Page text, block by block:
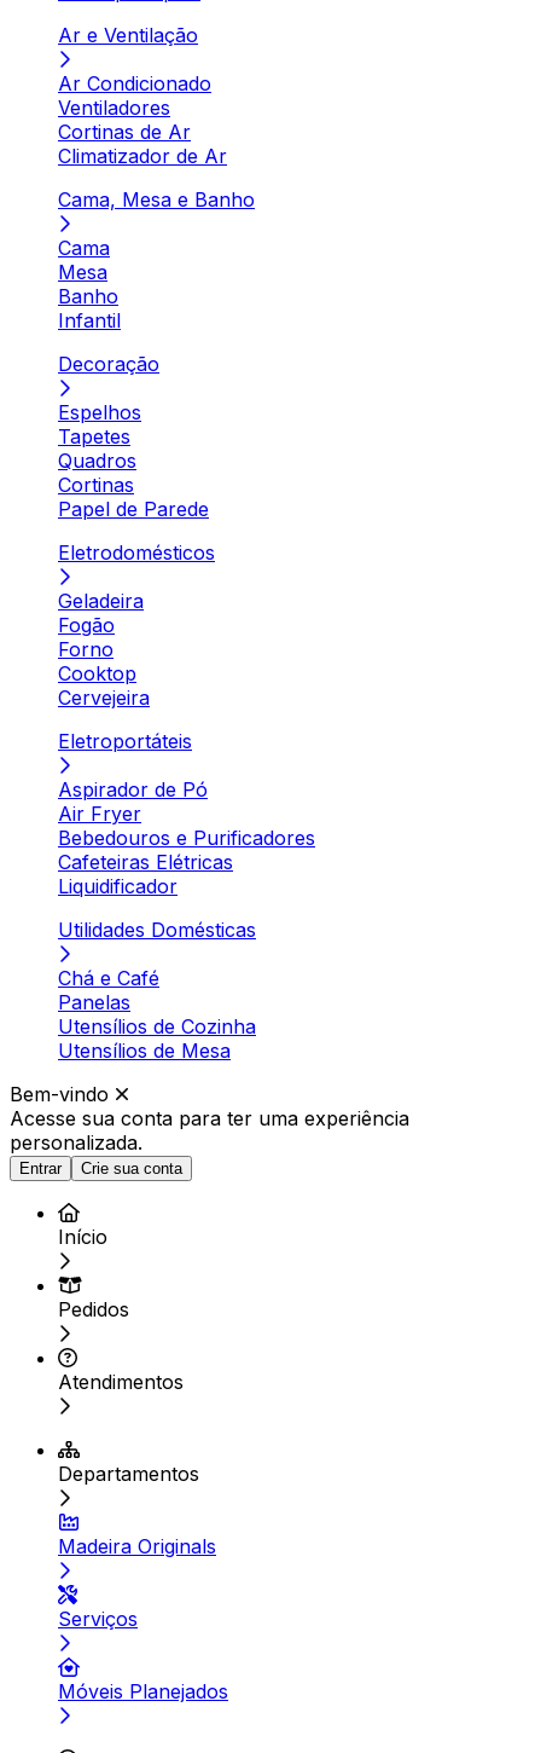
Ar e Ventilação
Ar Condicionado
Ventiladores
Cortinas de Ar
Climatizador de Ar
Cama, Mesa e Banho
Cama
Mesa
Banho
Infantil
Decoração
Espelhos
Tapetes
Quadros
Cortinas
Papel de Parede
Eletrodomésticos
Geladeira
Fogão
Forno
Cooktop
Cervejeira
Eletroportáteis
Aspirador de Pó
Air Fryer
Bebedouros e Purificadores
Cafeteiras Elétricas
Liquidificador
Utilidades Domésticas
Chá e Café
Panelas
Utensílios de Cozinha
Utensílios de Mesa
Bem-vindo
Acesse sua conta para ter uma experiência
personalizada.
Entrar Crie sua conta
Início
Pedidos
Atendimentos
Departamentos
Madeira Originals
Serviços
Móveis Planejados